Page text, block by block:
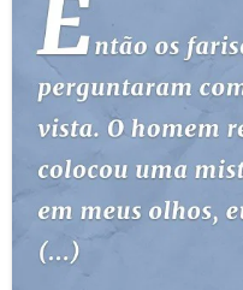
ESTUDOS BÍBLICOS
ESBOÇOS DE PREGAÇÃO
TEMAS
PERGUNTE À BÍBLIA
TERMO BÍBLICO